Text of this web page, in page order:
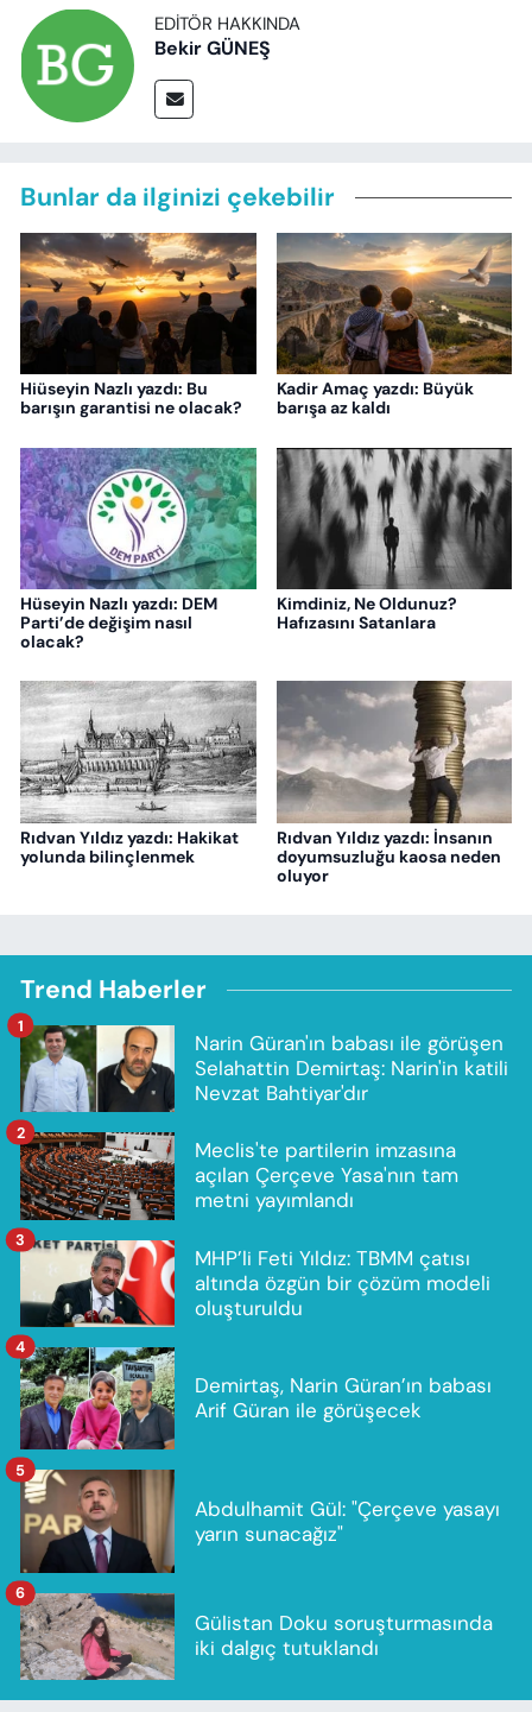
EDITÖR HAKKINDA
Bekir GÜNEŞ
Bunlar da ilginizi çekebilir
Hiüseyin Nazlı yazdı: Bu
barışın garantisi ne olacak?
Kadir Amaç yazdı: Büyük
barışa az kaldı
Hüseyin Nazlı yazdı: DEM
Parti’de değişim nasıl
olacak?
Kimdiniz, Ne Oldunuz?
Hafızasını Satanlara
Rıdvan Yıldız yazdı: Hakikat
yolunda bilinçlenmek
Rıdvan Yıldız yazdı: İnsanın
doyumsuzluğu kaosa neden
oluyor
Trend Haberler
Narin Güran'ın babası ile görüşen
Selahattin Demirtaş: Narin'in katili
Nevzat Bahtiyar'dır
1
Meclis'te partilerin imzasına
açılan Çerçeve Yasa'nın tam
metni yayımlandı
2
MHP’li Feti Yıldız: TBMM çatısı
altında özgün bir çözüm modeli
oluşturuldu
3
Demirtaş, Narin Güran’ın babası
Arif Güran ile görüşecek
4
Abdulhamit Gül: "Çerçeve yasayı
yarın sunacağız"
5
Gülistan Doku soruşturmasında
iki dalgıç tutuklandı
6